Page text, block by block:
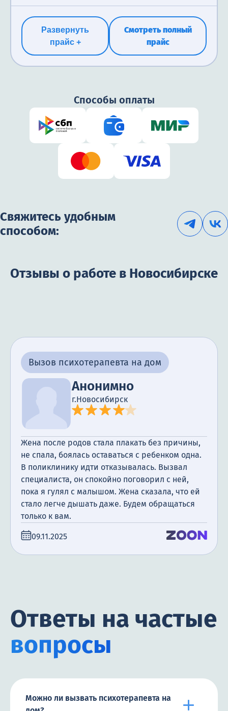
Развернуть
прайс +
Смотреть полный
прайс
Способы оплаты
Свяжитесь удобным
способом:
Отзывы о работе в Новосибирске
Вызов психотерапевта на дом
Анонимно
г.Новосибирск
Жена после родов стала плакать без причины,
не спала, боялась оставаться с ребенком одна.
В поликлинику идти отказывалась. Вызвал
специалиста, он спокойно поговорил с ней,
пока я гулял с малышом. Жена сказала, что ей
стало легче дышать даже. Будем обращаться
только к вам.
09.11.2025
Ответы на частые
вопросы
Можно ли вызвать психотерапевта на